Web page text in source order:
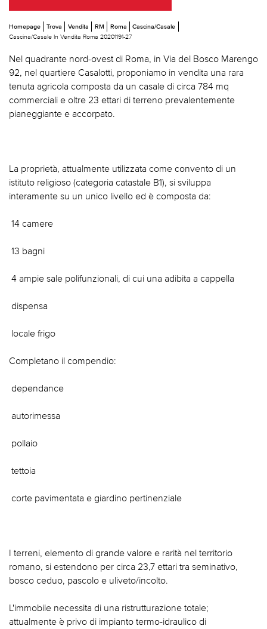
Homepage Trova Vendita RM Roma
Cascina/Casale
Cascina/Casale In Vendita Roma 20201191-27
Nel quadrante nord-ovest di Roma, in Via del Bosco Marengo
92, nel quartiere Casalotti, proponiamo in vendita una rara
tenuta agricola composta da un casale di circa 784 mq
commerciali e oltre 23 ettari di terreno prevalentemente
pianeggiante e accorpato.
La proprietà, attualmente utilizzata come convento di un
istituto religioso (categoria catastale B1), si sviluppa
interamente su un unico livello ed è composta da:
 14 camere
 13 bagni
 4 ampie sale polifunzionali, di cui una adibita a cappella
 dispensa
 locale frigo
Completano il compendio:
 dependance
 autorimessa
 pollaio
 tettoia
 corte pavimentata e giardino pertinenziale
I terreni, elemento di grande valore e rarità nel territorio
romano, si estendono per circa 23,7 ettari tra seminativo,
bosco ceduo, pascolo e uliveto/incolto.
L'immobile necessita di una ristrutturazione totale;
attualmente è privo di impianto termo-idraulico di